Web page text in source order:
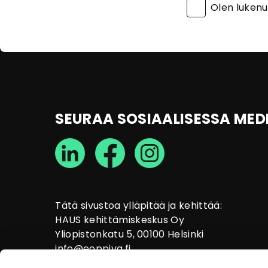
Olen
SEURAA SOSIAALISESSA
Tätä sivustoa ylläpitää ja kehittää:
HAUS kehittämiskeskus Oy
Yliopistonkatu 5, 00100 Helsinki
info@eoppiva.fi